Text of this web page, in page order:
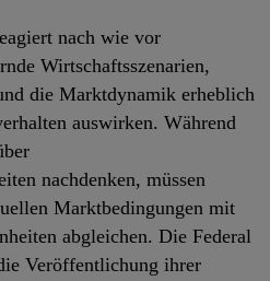
nach wie vor
Wirtschaftsszenarien,
die Marktdynamik erheblich
auswirken. Während
nachdenken, müssen
Marktbedingungen mit
abgleichen. Die Federal
Veröffentlichung ihrer